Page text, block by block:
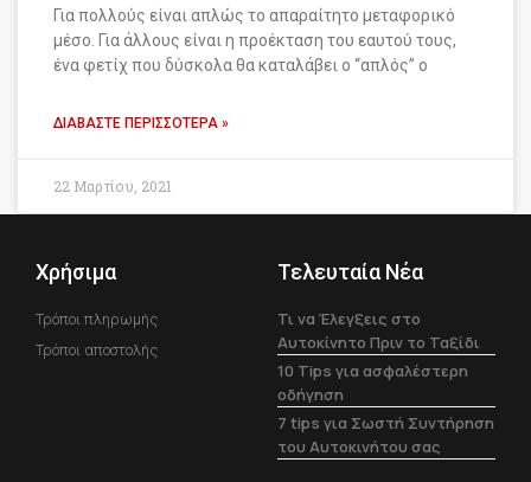
Για πολλούς είναι απλώς το απαραίτητο μεταφορικό
μέσο. Για άλλους είναι η προέκταση του εαυτού τους,
ένα φετίχ που δύσκολα θα καταλάβει ο “απλός” ο
ΔΙΑΒΆΣΤΕ ΠΕΡΙΣΣΌΤΕΡΑ »
22 Μαρτίου, 2021
Χρήσιμα
Τρόποι πληρωμής
Τρόποι αποστολής
Τελευταία Νέα
Τι να Έλεγξεις στο
Αυτοκίνητο Πριν το Ταξίδι
10 Tips για ασφαλέστερη
οδήγηση
7 tips για Σωστή Συντήρηση
του Αυτοκινήτου σας